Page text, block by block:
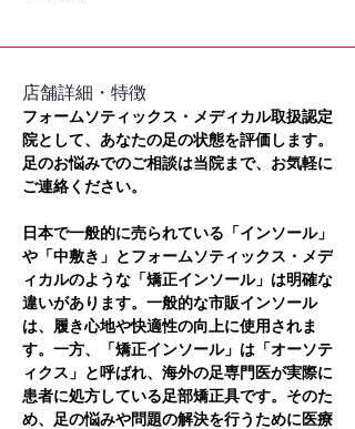
​店舗詳細・特徴
フォームソティックス・メディカル取扱認定
院として、あなたの足の状態を評価します。
足のお悩みでのご相談は当院まで、お気軽に
ご連絡ください。
日本で一般的に売られている「インソール」
や「中敷き」とフォームソティックス・メデ
ィカルのような「矯正インソール」は明確な
違いがあります。一般的な市販インソール
は、履き心地や快適性の向上に使用されま
す。一方、「矯正インソール」は「オーソテ
ィクス」と呼ばれ、海外の足専門医が実際に
患者に処方している足部矯正具です。そのた
め、足の悩みや問題の解決を行うために医療